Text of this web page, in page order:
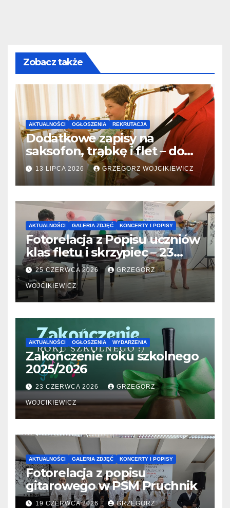
Zobacz także
AKTUALNOŚCI OGŁOSZENIA REKRUTACJA
Dodatkowe zapisy na
saksofon, trąbkę i flet – do
31.07.2026
13 LIPCA 2026 GRZEGORZ WOJCIKIEWICZ
AKTUALNOŚCI GALERIA ZDJĘĆ KONCERTY I POPISY
Fotorelacja z Popisu uczniów
klas fletu i skrzypiec – 23
06.2026
25 CZERWCA 2026 GRZEGORZ
WOJCIKIEWICZ
AKTUALNOŚCI OGŁOSZENIA WYDARZENIA
Zakończenie roku szkolnego
2025/2026
23 CZERWCA 2026 GRZEGORZ
WOJCIKIEWICZ
AKTUALNOŚCI GALERIA ZDJĘĆ KONCERTY I POPISY
Fotorelacja z popisu
gitarowego w PSM Pruchnik
19 CZERWCA 2026 GRZEGORZ